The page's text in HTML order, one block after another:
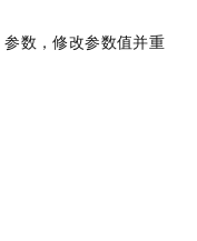
参数，修改参数值并重